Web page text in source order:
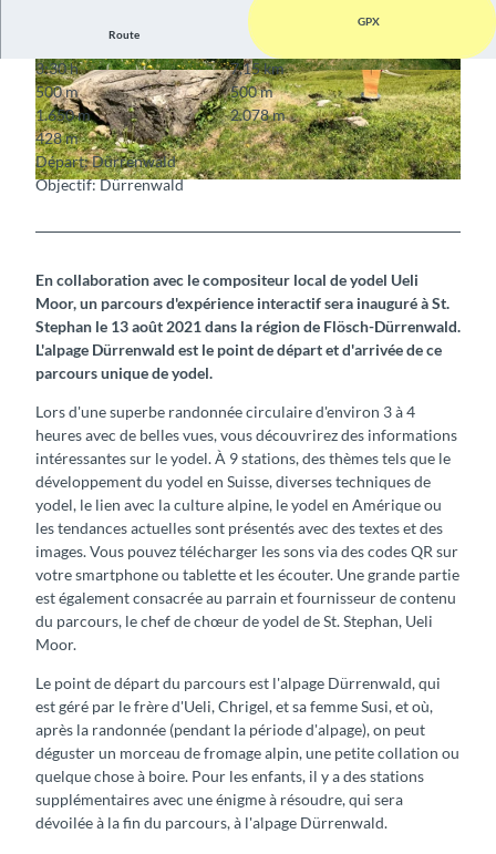
© Patrick Rissi, Erlebnisplan
© Markus Schluep © Markus Schluep
Route
GPX
3:30 h
7,15 km
500 m
500 m
1.650 m
2.078 m
428 m
Départ: Dürrenwald
Objectif: Dürrenwald
En collaboration avec le compositeur local de yodel Ueli
Moor, un parcours d'expérience interactif sera inauguré à St.
Stephan le 13 août 2021 dans la région de Flösch-Dürrenwald.
L'alpage Dürrenwald est le point de départ et d'arrivée de ce
parcours unique de yodel.
Lors d'une superbe randonnée circulaire d'environ 3 à 4
heures avec de belles vues, vous découvrirez des informations
intéressantes sur le yodel. À 9 stations, des thèmes tels que le
développement du yodel en Suisse, diverses techniques de
yodel, le lien avec la culture alpine, le yodel en Amérique ou
les tendances actuelles sont présentés avec des textes et des
images. Vous pouvez télécharger les sons via des codes QR sur
votre smartphone ou tablette et les écouter. Une grande partie
est également consacrée au parrain et fournisseur de contenu
du parcours, le chef de chœur de yodel de St. Stephan, Ueli
Moor.
Le point de départ du parcours est l'alpage Dürrenwald, qui
est géré par le frère d'Ueli, Chrigel, et sa femme Susi, et où,
après la randonnée (pendant la période d'alpage), on peut
déguster un morceau de fromage alpin, une petite collation ou
quelque chose à boire. Pour les enfants, il y a des stations
supplémentaires avec une énigme à résoudre, qui sera
dévoilée à la fin du parcours, à l'alpage Dürrenwald.